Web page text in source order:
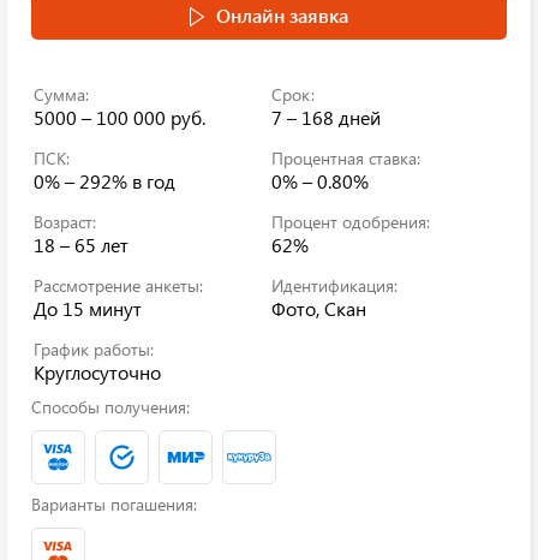
Онлайн заявка
Сумма:
5000 – 100 000 руб.
Срок:
7 – 168 дней
ПСК:
0% – 292% в год
Процентная ставка:
0% – 0.80%
Возраст:
18 – 65 лет
Процент одобрения:
62%
Рассмотрение анкеты:
До 15 минут
Идентификация:
Фото, Скан
График работы:
Круглосуточно
Способы получения:
Варианты погашения: